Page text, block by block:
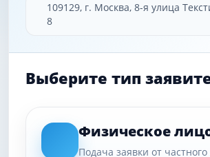
109129, г. Москва, 8-я улица
8
Выберите тип
Физическое
Подача заявки от